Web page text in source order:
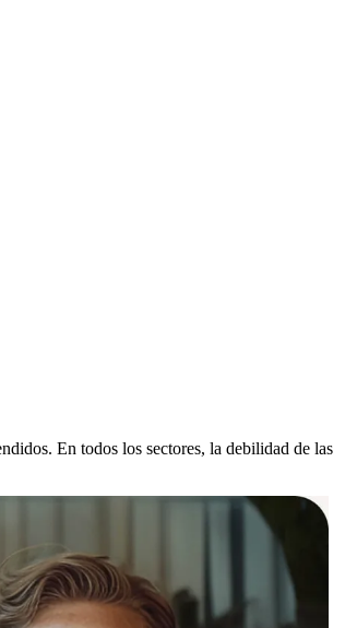
En todos los sectores, la debilidad de las